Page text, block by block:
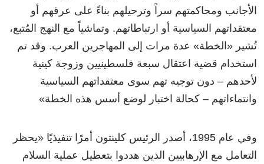
الأجانب ومحاكمتهم سراً وترحيلهم بناءً على عرقهم أو
معتقداتهم السياسية أو ارتباطاتهم. وتماشياً مع النهج المُتبع،
تُشير «الخطة» عدة مرات إلى المهاجرين العرب. وقد تم
استخدام قضية اعتقال سبعة فلسطينيين وزوجة كينية
لأحدهم – دون توجيه تهم سوى معتقداتهم السياسية
وانتماءاتهم – كحالة اختبار لوضع أسس هذه الخطة»
وفي عام 1995، أصدر الرئيس كلينتون أمرًا تنفيذيًا «يحظر
التعامل مع الإرهابيين الذين هددوا بتعطيل عملية السلام